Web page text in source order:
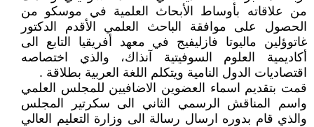
من علاقاته بأوساط الأبحاث العلمية في موسكو من
الحصول على موافقة الباحث العلمي الأقدم الدكتور
غاتوؤلين ماليوتا فازليفيج في معهد أفريقيا التابع الى
أكاديمية العلوم السوفيتية آنذاك، والذي اختصاصه
اقتصاديات الدول النامية ويتكلم اللغة العربية بطلاقة .
قمت بتقديم اسماء العضوين الاضافيين للمجلس العلمي
واسم المناقش الرسمي الثاني الى سكرتير المجلس
والذي قام بدوره ارسال رسالة الى وزارة التعليم العالي